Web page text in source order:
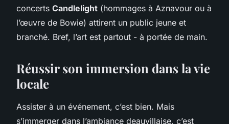
concerts Candlelight (hommages à Aznavour ou à
l’œuvre de Bowie) attirent un public jeune et
branché. Bref, l’art est partout - à portée de main.
Réussir son immersion dans la vie
locale
Assister à un événement, c’est bien. Mais
s’immerger dans l’ambiance deauvillaise, c’est